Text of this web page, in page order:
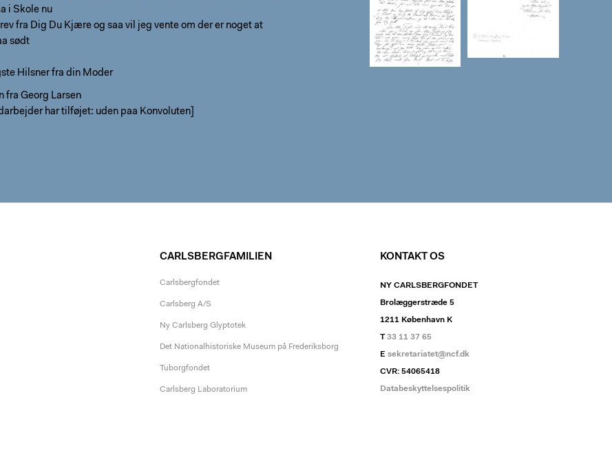
i Skole nu
fra Dig Du Kjære og saa vil jeg vente om der er noget at
sødt
Hilsner fra din Moder
fra Georg Larsen
har tilføjet: uden paa Konvoluten]
CARLSBERGFAMILIEN
Carlsbergfondet
Carlsberg A/S
Ny Carlsberg Glyptotek
Det Nationalhistoriske Museum på Frederiksborg
Tuborgfondet
Carlsberg Laboratorium
KONTAKT OS
NY CARLSBERGFONDET
Brolæggerstræde 5
1211 København K
T33 11 37 65
E sekretariatet@ncf.dk
CVR: 54065418
Databeskyttelsespolitik